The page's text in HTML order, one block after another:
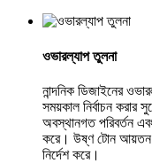
ওভারল্যাপ তুলনা
নান্দনিক ডিজাইনের
সময়কাল নির্বাচন
অবস্থানগত পরিবর্তন
করে। উষ্ণ টোন আয়তন
নির্দেশ করে।